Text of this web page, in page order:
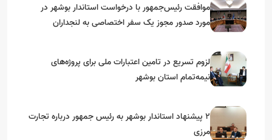
موافقت رئیس‌جمهور با درخواست استاندار بوشهر در
مورد صدور مجوز یک سفر اختصاصی به لنجداران
لزوم تسریع در تامین اعتبارات ملی برای پروژه‌های
نیمه‌تمام استان بوشهر
۲ پیشنهاد استاندار بوشهر به رئیس جمهور درباره تجارت
مرزی